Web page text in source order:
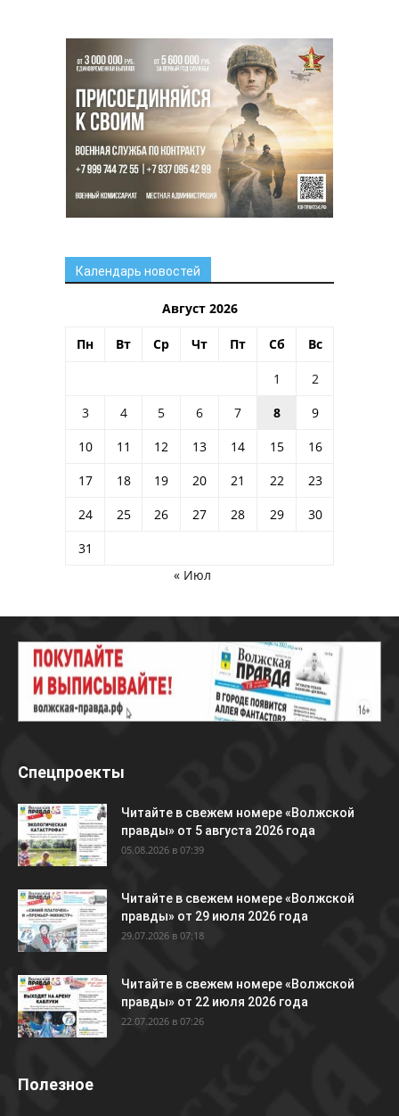
Календарь новостей
Август 2026
Пн Вт Ср Чт Пт Сб Вс
1
2
3
4 5 6 7 8
9
10
11 12 13 14 15
16
17
18 19 20 21 22
23
24
25 26 27 28 29
30
31
« Июл
Спецпроекты
Читайте в свежем номере «Волжской
правды» от 5 августа 2026 года
05.08.2026 в 07:39
Читайте в свежем номере «Волжской
правды» от 29 июля 2026 года
29.07.2026 в 07:18
Читайте в свежем номере «Волжской
правды» от 22 июля 2026 года
22.07.2026 в 07:26
Полезное